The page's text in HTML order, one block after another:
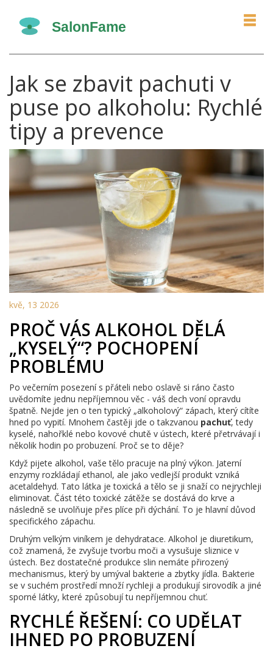
Jak se zbavit pachuti v
puse po alkoholu: Rychlé
tipy a prevence
kvě, 13 2026
PROČ VÁS ALKOHOL DĚLÁ
„KYSELÝ“? POCHOPENÍ
PROBLÉMU
Po večerním posezení s přáteli nebo oslavě si ráno často
uvědomíte jednu nepříjemnou věc - váš dech voní opravdu
špatně. Nejde jen o ten typický „alkoholový“ zápach, který cítíte
hned po vypití. Mnohem častěji jde o takzvanou pachuť, tedy
kyselé, nahořklé nebo kovové chutě v ústech, které přetrvávají i
několik hodin po probuzení. Proč se to děje?
Když pijete alkohol, vaše tělo pracuje na plný výkon. Jaterní
enzymy rozkládají ethanol, ale jako vedlejší produkt vzniká
acetaldehyd. Tato látka je toxická a tělo se ji snaží co nejrychleji
eliminovat. Část této toxické zátěže se dostává do krve a
následně se uvolňuje přes plíce při dýchání. To je hlavní důvod
specifického zápachu.
Druhým velkým viníkem je dehydratace. Alkohol je diuretikum,
což znamená, že zvyšuje tvorbu moči a vysušuje sliznice v
ústech. Bez dostatečné produkce slin nemáte přirozený
mechanismus, který by umýval bakterie a zbytky jídla. Bakterie
se v suchém prostředí množí rychleji a produkují sirovodík a jiné
sporné látky, které způsobují tu nepříjemnou chuť.
RYCHLÉ ŘEŠENÍ: CO UDĚLAT
IHNED PO PROBUZENÍ